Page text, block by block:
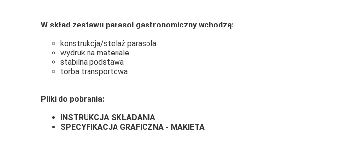
W skład zestawu parasol gastronomiczny wchodzą:
konstrukcja/stelaż parasola
wydruk na materiale
stabilna podstawa
torba transportowa
Pliki do pobrania:
INSTRUKCJA SKŁADANIA
SPECYFIKACJA GRAFICZNA - MAKIETA